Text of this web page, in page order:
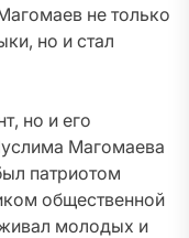
не только
но и стал
но и его
Магомаева
патриотом
общественной
молодых и